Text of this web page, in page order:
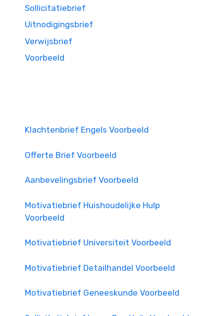
Sollicitatiebrief
Uitnodigingsbrief
Verwijsbrief
Voorbeeld
Klachtenbrief Engels Voorbeeld
Offerte Brief Voorbeeld
Aanbevelingsbrief Voorbeeld
Motivatiebrief Huishoudelijke Hulp
Voorbeeld
Motivatiebrief Universiteit Voorbeeld
Motivatiebrief Detailhandel Voorbeeld
Motivatiebrief Geneeskunde Voorbeeld